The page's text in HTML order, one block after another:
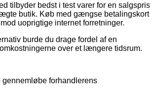
tilbyder bedst i test varer for en salgspris
butik. Køb med gængse betalingskort
uoprigtige internet forretninger.
burde du drage fordel af en
over et længere tidsrum.
forhandlerens